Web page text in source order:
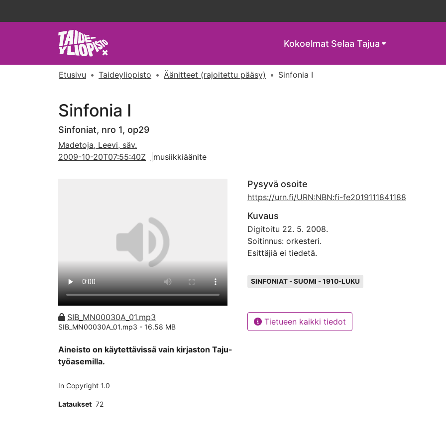
Kokoelmat Selaa Tajua
Etusivu Taideyliopisto Äänitteet (rajoitettu pääsy) Sinfonia I
Sinfonia I
Sinfoniat, nro 1, op29
Madetoja, Leevi, säv.
2009-10-20T07:55:40Z
musiikkiäänite
SIB_MN00030A_01.mp3
SIB_MN00030A_01.mp3 - 16.58 MB
Aineisto on käytettävissä vain kirjaston Taju-
työasemilla.
In Copyright 1.0
Lataukset 72
Pysyvä osoite
https://urn.fi/URN:NBN:fi-fe2019111841188
Kuvaus
Digitoitu 22. 5. 2008.
Soitinnus: orkesteri.
Esittäjiä ei tiedetä.
SINFONIAT - SUOMI - 1910-LUKU
Tietueen kaikki tiedot